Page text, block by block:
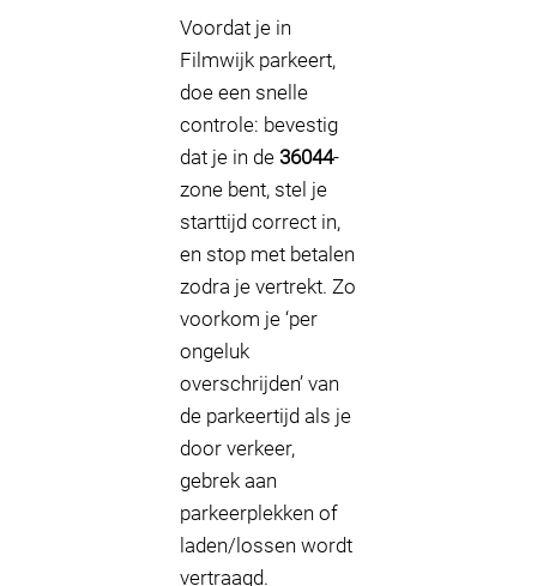
Voordat je in
Filmwijk parkeert,
doe een snelle
controle: bevestig
dat je in de 36044-
zone bent, stel je
starttijd correct in,
en stop met betalen
zodra je vertrekt. Zo
voorkom je ‘per
ongeluk
overschrijden’ van
de parkeertijd als je
door verkeer,
gebrek aan
parkeerplekken of
laden/lossen wordt
vertraagd.